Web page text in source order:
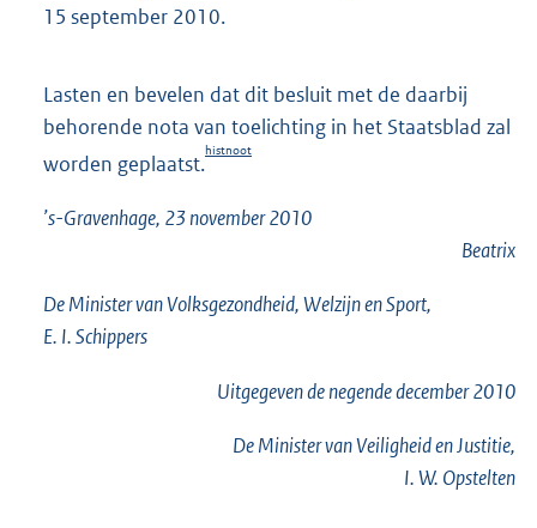
15 september 2010.
Lasten en bevelen dat dit besluit met de daarbij
behorende nota van toelichting in het Staatsblad zal
worden geplaatst.
histnoot
’s-Gravenhage, 23 november 2010
Beatrix
De Minister van Volksgezondheid, Welzijn en Sport,
E. I. Schippers
Uitgegeven denegendedecember 2010
De Minister van Veiligheid en Justitie,
I. W. Opstelten